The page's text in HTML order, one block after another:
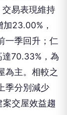
易表現維持
23.00%，
一季回升；仁
70.33%，為
為主。相較之
季分別減少
交屋效益趨